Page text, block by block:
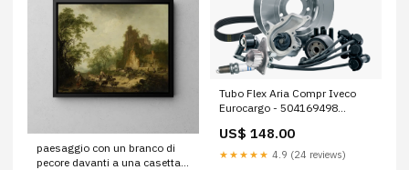
paesaggio con un branco di
pecore davanti a una casetta
Tubo Flex Aria Compr Iveco
Eurocargo - 504169498
US$ 148.00
★★★★★ 4.9 (24 reviews)